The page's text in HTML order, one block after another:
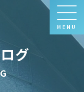
MENU
グ